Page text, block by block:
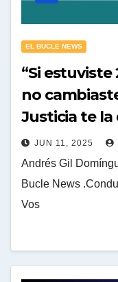
EL BUCLE NEWS
“Si
no
Justicia te la
JUN 11, 2025
Andrés Gil
Bucle News
Vos